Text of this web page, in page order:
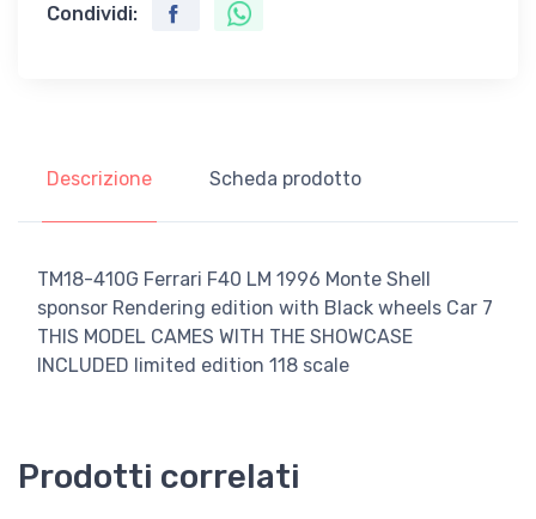
Condividi:
Descrizione Scheda prodotto
TM18-410G Ferrari F40 LM 1996 Monte Shell
sponsor Rendering edition with Black wheels Car 7
THIS MODEL CAMES WITH THE SHOWCASE
INCLUDED limited edition 118 scale
Prodotti correlati